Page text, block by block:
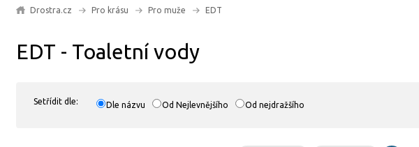
Drostra.cz Pro krásu Pro muže EDT
EDT - Toaletní vody
Setřídit dle: Dle názvu Od Nejlevnějšího Od nejdražšího